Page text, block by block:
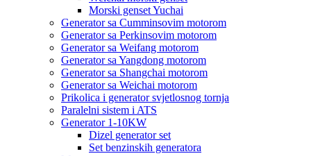
Morski genset Yuchai
Generator sa Cumminsovim motorom
Generator sa Perkinsovim motorom
Generator sa Weifang motorom
Generator sa Yangdong motorom
Generator sa Shangchai motorom
Generator sa Weichai motorom
Prikolica i generator svjetlosnog tornja
Paralelni sistem i ATS
Generator 1-10KW
Dizel generator set
Set benzinskih generatora